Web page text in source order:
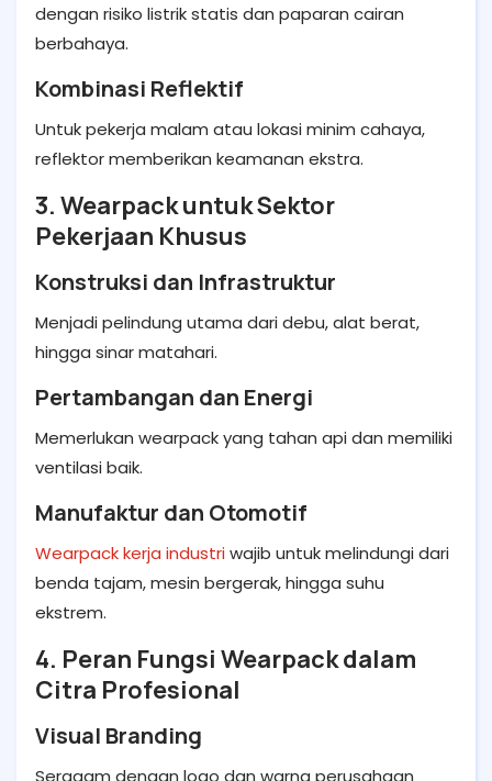
dengan risiko listrik statis dan paparan cairan
berbahaya.
Kombinasi Reflektif
Untuk pekerja malam atau lokasi minim cahaya,
reflektor memberikan keamanan ekstra.
3. Wearpack untuk Sektor
Pekerjaan Khusus
Konstruksi dan Infrastruktur
Menjadi pelindung utama dari debu, alat berat,
hingga sinar matahari.
Pertambangan dan Energi
Memerlukan wearpack yang tahan api dan memiliki
ventilasi baik.
Manufaktur dan Otomotif
Wearpack kerja industriwajib untuk melindungi dari
benda tajam, mesin bergerak, hingga suhu
ekstrem.
4. Peran Fungsi Wearpack dalam
Citra Profesional
Visual Branding
Seragam dengan logo dan warna perusahaan